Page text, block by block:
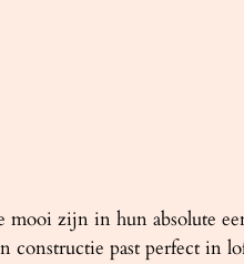
zijn in hun absolute
past perfect in